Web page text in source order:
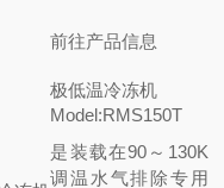
前往产品信息
极低温冷冻机
Model:RMS150T
是装载在90～130K
调温水气排除专用